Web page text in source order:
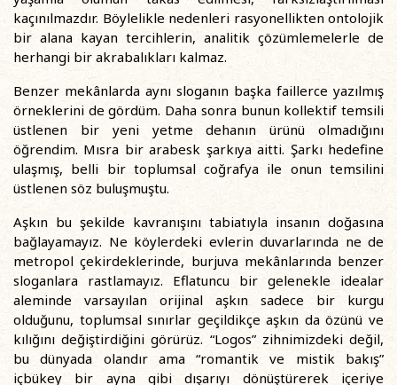
kaçınılmazdır. Böylelikle nedenleri rasyonellikten ontolojik
bir alana kayan tercihlerin, analitik çözümlemelerle de
herhangi bir akrabalıkları kalmaz.
Benzer mekânlarda aynı sloganın başka faillerce yazılmış
örneklerini de gördüm. Daha sonra bunun kollektif temsili
üstlenen bir yeni yetme dehanın ürünü olmadığını
öğrendim. Mısra bir arabesk şarkıya aitti. Şarkı hedefine
ulaşmış, belli bir toplumsal coğrafya ile onun temsilini
üstlenen söz buluşmuştu.
Aşkın bu şekilde kavranışını tabiatıyla insanın doğasına
bağlayamayız. Ne köylerdeki evlerin duvarlarında ne de
metropol çekirdeklerinde, burjuva mekânlarında benzer
sloganlara rastlamayız. Eflatuncu bir gelenekle idealar
aleminde varsayılan orijinal aşkın sadece bir kurgu
olduğunu, toplumsal sınırlar geçildikçe aşkın da özünü ve
kılığını değiştirdiğini görürüz. “Logos” zihnimizdeki değil,
bu dünyada olandır ama “romantik ve mistik bakış”
içbükey bir ayna gibi dışarıyı dönüştürerek içeriye